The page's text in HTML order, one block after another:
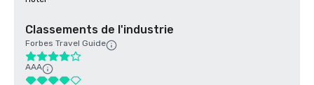
Classements de l'industrie
Forbes Travel Guide
AAA